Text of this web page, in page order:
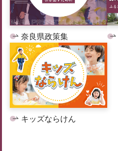
奈良県政策集
キッズならけん